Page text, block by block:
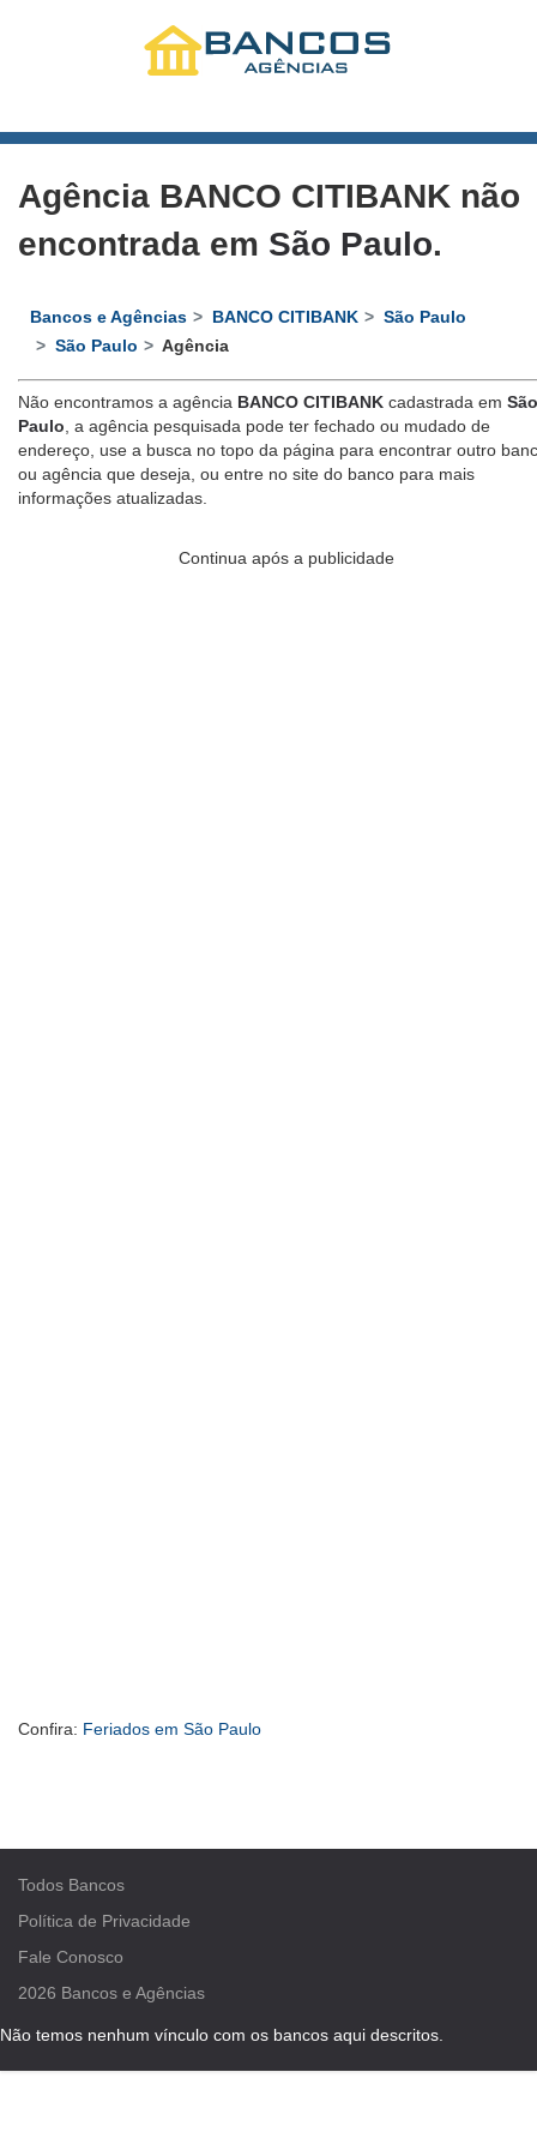
Agência BANCO CITIBANK não
encontrada em São Paulo.
Bancos e Agências BANCO CITIBANK
São Paulo
São Paulo
Agência
Não encontramos a agência BANCO CITIBANK cadastrada em São
Paulo , a agência pesquisada pode ter fechado ou mudado de
endereço, use a busca no topo da página para encontrar outro
ou agência que deseja, ou entre no site do banco para mais
informações atualizadas.
Continua após a publicidade
Confira: Feriados em São Paulo
Todos Bancos
Política de Privacidade
Fale Conosco
2026 Bancos e Agências
Não temos nenhum vínculo com os bancos aqui descritos.